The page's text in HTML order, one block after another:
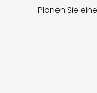
Planen Sie